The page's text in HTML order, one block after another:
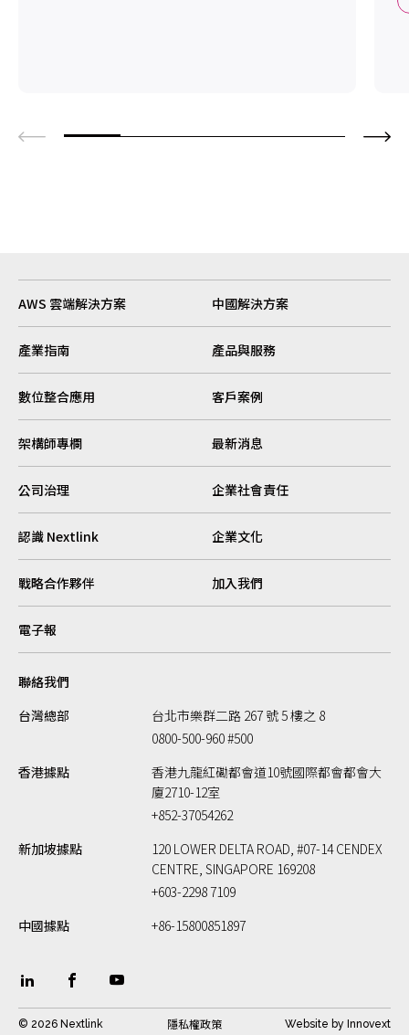
AWS 雲端解決方案 中國解決方案
產業指南 產品與服務
數位整合應用 客戶案例
架構師專欄 最新消息
公司治理 企業社會責任
認識 Nextlink 企業文化
戰略合作夥伴 加入我們
電子報
聯絡我們
台灣總部
台北市樂群二路 267 號 5 樓之 8
0800-500-960 #500
香港據點
香港九龍紅磡都會道10號國際都會都會大
廈2710-12室
+852-37054262
新加坡據點
120 LOWER DELTA ROAD, #07-14 CENDEX
CENTRE, SINGAPORE 169208
+603-2298 7109
中國據點
+86-15800851897
© 2026 Nextlink 隱私權政策 Website by Innovext